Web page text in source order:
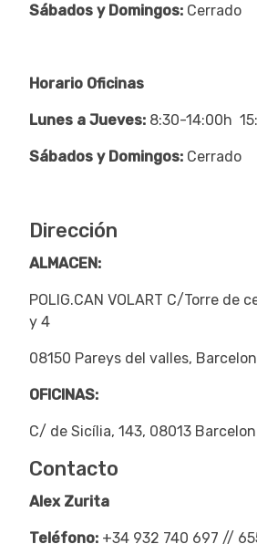
Sábados y Domingos: Cerrado
Horario Oficinas
Lunes a Jueves: 8:30-14:00h
Sábados y Domingos: Cerrado
Dirección
ALMACEN:
POLIG.CAN VOLART C/Torre de
y 4
08150 Pareys del valles,
OFICINAS:
C/ de Sicília, 143, 08013
Contacto
Alex Zurita
Teléfono: +34 932 740 697 //